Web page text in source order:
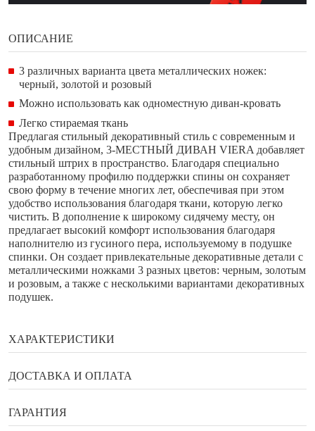
ОПИСАНИЕ
3 различных варианта цвета металлических ножек:
черный, золотой и розовый
Можно использовать как одноместную диван-кровать
Легко стираемая ткань
Предлагая стильный декоративный стиль с современным и
удобным дизайном, 3-МЕСТНЫЙ ДИВАН VIERA добавляет
стильный штрих в пространство. Благодаря специально
разработанному профилю поддержки спины он сохраняет
свою форму в течение многих лет, обеспечивая при этом
удобство использования благодаря ткани, которую легко
чистить. В дополнение к широкому сидячему месту, он
предлагает высокий комфорт использования благодаря
наполнителю из гусиного пера, используемому в подушке
спинки. Он создает привлекательные декоративные детали с
металлическими ножками 3 разных цветов: черным, золотым
и розовым, а также с несколькими вариантами декоративных
подушек.
ХАРАКТЕРИСТИКИ
Бренд
ДОСТАВКА И ОПЛАТА
Способы оплаты
ГАРАНТИЯ